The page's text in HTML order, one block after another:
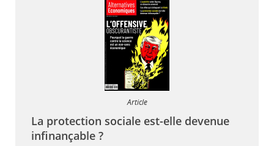
Article
La protection sociale est-elle devenue
infinançable ?